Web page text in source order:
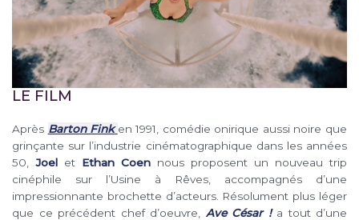
LE FILM
Après Barton Fink en 1991, comédie onirique aussi noire que
grinçante sur l’industrie cinématographique dans les années
50, Joel et Ethan Coen nous proposent un nouveau trip
cinéphile sur l’Usine à Rêves, accompagnés d’une
impressionnante brochette d’acteurs. Résolument plus léger
que ce précédent chef d’oeuvre, Ave César !a tout d’une